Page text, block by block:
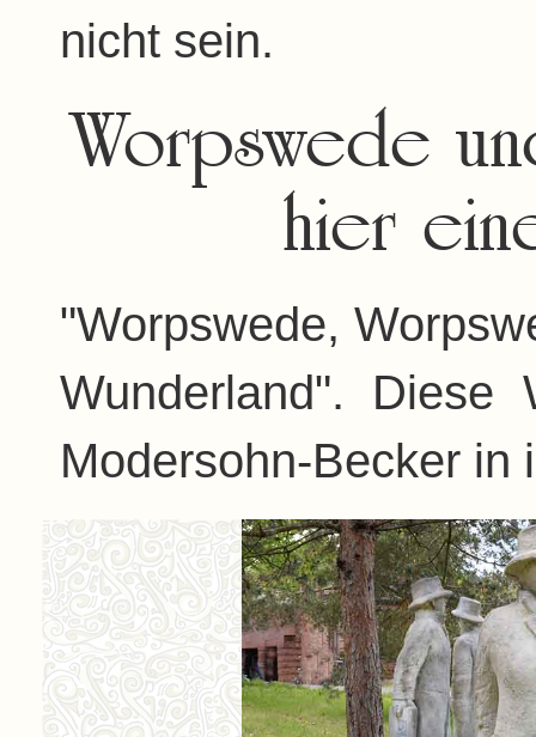
nicht sein.
Worpswede
hier
"Worpswede,
Wunderland". Diese
Modersohn-Becker in